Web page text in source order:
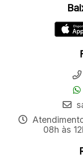
08h às